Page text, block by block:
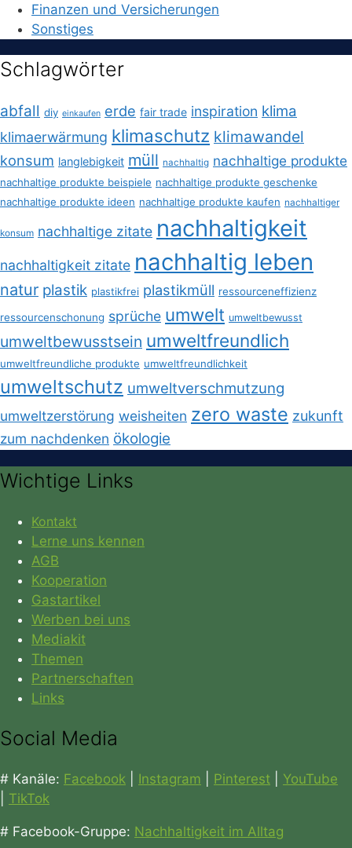
Finanzen und Versicherungen
Sonstiges
Schlagwörter
abfall diy einkaufen erde fair trade inspiration klima
klimaerwärmung klimaschutz klimawandel
konsum langlebigkeit müll nachhaltig nachhaltige produkte
nachhaltige produkte beispiele nachhaltige produkte geschenke
nachhaltige produkte ideen nachhaltige produkte kaufen nachhaltiger
konsum nachhaltige zitate nachhaltigkeit
nachhaltigkeit zitate nachhaltig leben
natur plastik plastikfrei plastikmüll ressourceneffizienz
ressourcenschonung sprüche umwelt umweltbewusst
umweltbewusstsein umweltfreundlich
umweltfreundliche produkte umweltfreundlichkeit
umweltschutz umweltverschmutzung
umweltzerstörung weisheiten zero waste zukunft
zum nachdenken ökologie
Wichtige Links
Kontakt
Lerne uns kennen
AGB
Kooperation
Gastartikel
Werben bei uns
Mediakit
Themen
Partnerschaften
Links
Social Media
# Kanäle: Facebook Instagram Pinterest
YouTube
TikTok
# Facebook-Gruppe: Nachhaltigkeit im Alltag